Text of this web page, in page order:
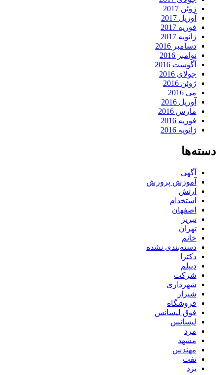
ژوئن 2017
آوریل 2017
فوریه 2017
ژانویه 2017
دسامبر 2016
نوامبر 2016
آگوست 2016
جولای 2016
ژوئن 2016
می 2016
آوریل 2016
مارس 2016
فوریه 2016
ژانویه 2016
دسته‌ها
آگهی
آموزش پرورش
ارتش
استخدام
اصفهان
تبریز
تهران
خانم
دسته‌بندی نشده
دکترا
دیپلم
شرکت
شهرداری
شیراز
فروشگاه
فوق لیسانس
لیسانس
مرد
مشهد
مهندس
نفت
یزد